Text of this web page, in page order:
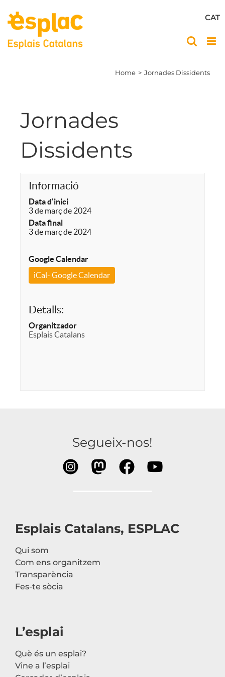
content
CAT
Home Jornades Dissidents
Jornades
Dissidents
Informació
Data d'inici
3 de març de 2024
Data final
3 de març de 2024
Google Calendar
iCal- Google Calendar
Detalls:
Organitzador
Esplais Catalans
Segueix-nos!
Esplais Catalans, ESPLAC
Qui som
Com ens organitzem
Transparència
Fes-te sòcia
L’esplai
Què és un esplai?
Vine a l’esplai